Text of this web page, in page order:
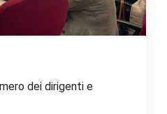
dei dirigenti e